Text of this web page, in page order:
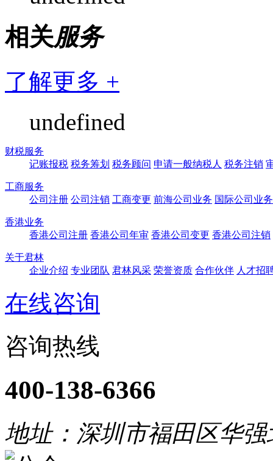
相关服务
了解更多 +
undefined
财税服务
记账报税 税务筹划 税务顾问 申请一般纳税人 税务注销
工商服务
公司注册 公司注销 工商变更 前海公司业务 国际公司业务
香港业务
香港公司注册 香港公司年审 香港公司变更 香港公司注销
关于君林
企业介绍 专业团队 君林风采 荣誉资质 合作伙伴 人才招
在线咨询
咨询热线
400-138-6366
地址：深圳市福田区华